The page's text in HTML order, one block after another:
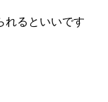
れるといいです